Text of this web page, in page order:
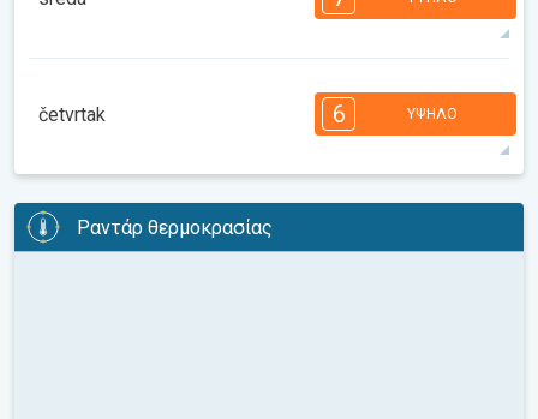
14:00
13 h 06:08 20:20 34°μέγιστη
14:00
4
13 h 06:09 20:19 32°μέγιστη
četvrtak 6 ΥΨΗΛΌ
2
08:00
3 4
10:00 12:00
4
Ραντάρ θερμοκρασίας